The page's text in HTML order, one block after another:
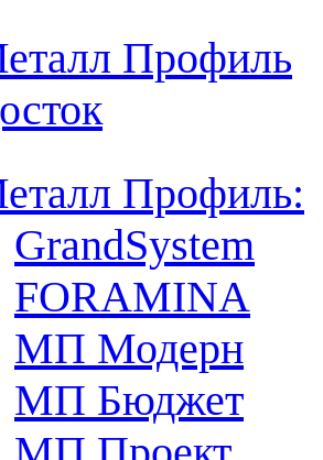
Профиль
Профиль:
GrandSystem
FORAMINA
МП Модерн
МП Бюджет